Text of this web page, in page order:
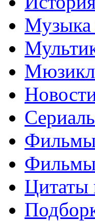
Музыка
Цитаты